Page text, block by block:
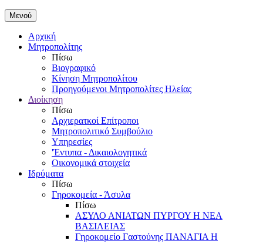
Μενού
Αρχική
Μητροπολίτης
Πίσω
Βιογραφικό
Κίνηση Μητροπολίτου
Προηγούμενοι Μητροπολίτες Ηλείας
Διοίκηση
Πίσω
Αρχιερατκοί Επίτροποι
Μητροπολιτικό Συμβούλιο
Υπηρεσίες
'Έντυπα - Δικαιολογητικά
Οικονομικά στοιχεία
Ιδρύματα
Πίσω
Γηροκομεία - Άσυλα
Πίσω
ΑΣΥΛΟ ΑΝΙΑΤΩΝ ΠΥΡΓΟΥ Η ΝΕΑ
ΒΑΣΙΛΕΙΑΣ
Γηροκομείο Γαστούνης ΠΑΝΑΓΙΑ Η